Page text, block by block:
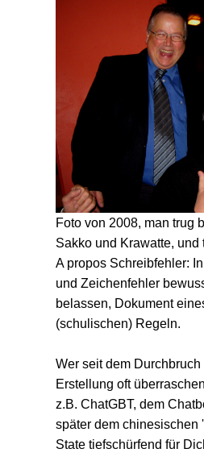
Foto von 2008, man trug
Sakko und Krawatte, und
A propos Schreibfehler:
und Zeichenfehler
belassen, Dokument
(schulischen) Regeln.
Wer seit dem
Erstellung oft
z.B. ChatGBT, dem
später dem chinesischen
State tiefschürfend für